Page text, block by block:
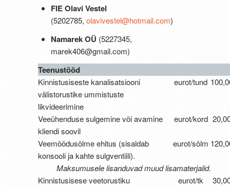
FIE Olavi Vestel
(5202785, olavivestel@hotmail.com)
Namarek OÜ (5227345,
marek406@gmail.com)
Teenustööd
Kinnistusiseste kanalisatsiooni
välistorustike ummistuste
likvideerimine
eurot/tund
Veeühenduse sulgemine või avamine
kliendi soovil
eurot/kord
Veemõõdusõlme ehitus (sisaldab
konsooli ja kahte sulgventiili).
eurot/sõlm
Maksumusele lisanduvad muud lisamaterjalid.
Kinnistusisese veetorustiku
eurot/tk